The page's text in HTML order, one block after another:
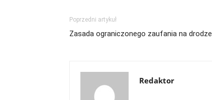
Poprzedni artykuł
Zasada ograniczonego zaufania na drodze
Redaktor